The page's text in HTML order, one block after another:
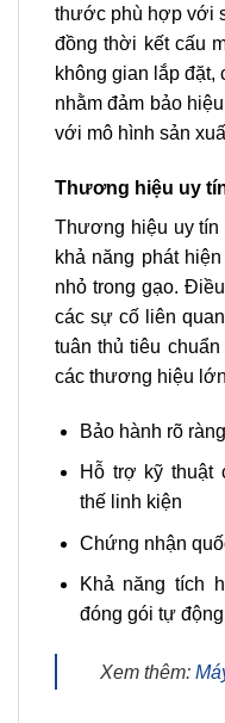
thước phù hợp với
đồng thời kết cấu
không gian lắp đặt,
nhằm đảm bảo
với mô hình sản
Thương hiệu uy
Thương hiệu uy tín
khả năng phát
nhỏ trong gạo.
các sự cố liên
tuân thủ tiêu
các thương hiệu
Bảo hành rõ
Hỗ trợ kỹ thuật
thế linh kiện
Chứng nhận
Khả năng tích
đóng gói tự
Xem thêm: